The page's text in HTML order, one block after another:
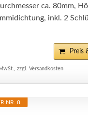
ca. 80mm,
inkl. 2
Preis
zzgl. Versandkosten
NR. 8